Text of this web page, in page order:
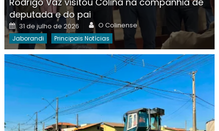
deputada e do pai
Posted
on
31 de julho de 2026 Author
O Colinense
Jaborandi Principais Notícias